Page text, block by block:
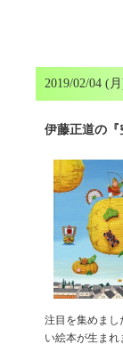
2019/02/04 (
伊藤正道の
注目を集めまし
い絵本が生ま